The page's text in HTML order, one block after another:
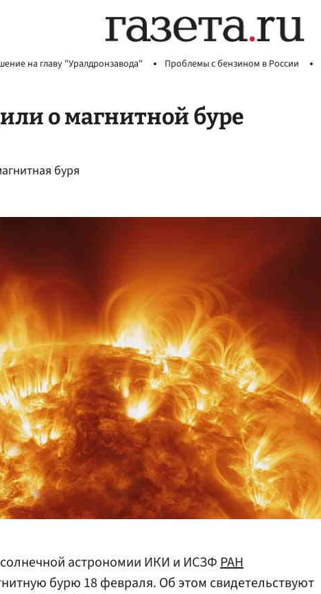
на главу "Уралдронзавода" Проблемы с бензином в России
о магнитной буре
буря
астрономии ИКИ и ИСЗФРАН
бурю 18 февраля. Об этом свидетельствуют